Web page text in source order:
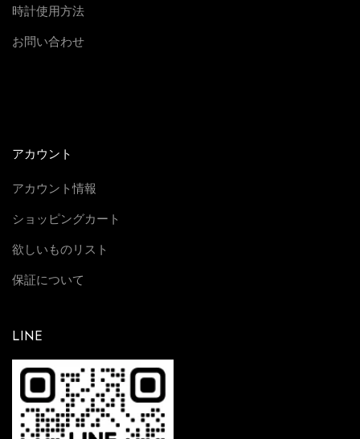
時計使用方法
お問い合わせ
アカウント
アカウント情報
ショッピングカート
欲しいものリスト
保証について
LINE